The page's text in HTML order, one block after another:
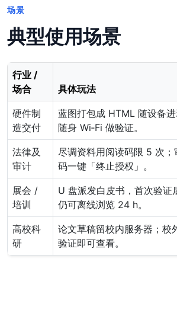
场景
典型使用场景
行业 /
场合
具体玩法
硬件制
造交付
蓝图打包成 HTML 随设备
随身 Wi‑Fi 做验证。
法律及
审计
尽调资料用阅读码限 5 次；
码一键「终止授权」。
展会 /
培训
U 盘派发白皮书，首次验证
仍可离线浏览 24 h。
高校科
研
论文草稿留校内服务器；校
验证即可查看。